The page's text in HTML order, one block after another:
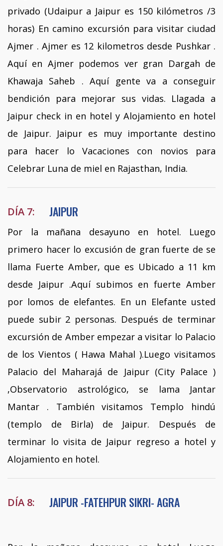
privado (Udaipur a Jaipur es 150 kilómetros /3
horas) En camino excursión para visitar ciudad
Ajmer . Ajmer es 12 kilometros desde Pushkar .
Aquí en Ajmer podemos ver gran Dargah de
Khawaja Saheb . Aquí gente va a conseguir
bendición para mejorar sus vidas. Llagada a
Jaipur check in en hotel y Alojamiento en hotel
de Jaipur. Jaipur es muy importante destino
para hacer lo Vacaciones con novios para
Celebrar Luna de miel en Rajasthan, India.
DÍA 7: JAIPUR
Por la mañana desayuno en hotel. Luego
primero hacer lo excusión de gran fuerte de se
llama Fuerte Amber, que es Ubicado a 11 km
desde Jaipur .Aquí subimos en fuerte Amber
por lomos de elefantes. En un Elefante usted
puede subir 2 personas. Después de terminar
excursión de Amber empezar a visitar lo Palacio
de los Vientos ( Hawa Mahal ).Luego visitamos
Palacio del Maharajá de Jaipur (City Palace )
,Observatorio astrológico, se lama Jantar
Mantar . También visitamos Templo hindú
(templo de Birla) de Jaipur. Después de
terminar lo visita de Jaipur regreso a hotel y
Alojamiento en hotel.
DÍA 8: JAIPUR -FATEHPUR SIKRI- AGRA